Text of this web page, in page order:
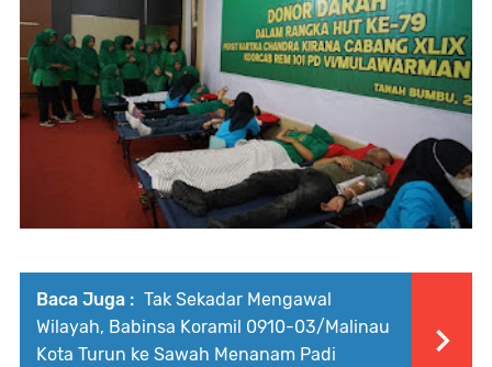
Baca Juga : Tak Sekadar Mengawal
Wilayah, Babinsa Koramil 0910-03/Malinau
Kota Turun ke Sawah Menanam Padi